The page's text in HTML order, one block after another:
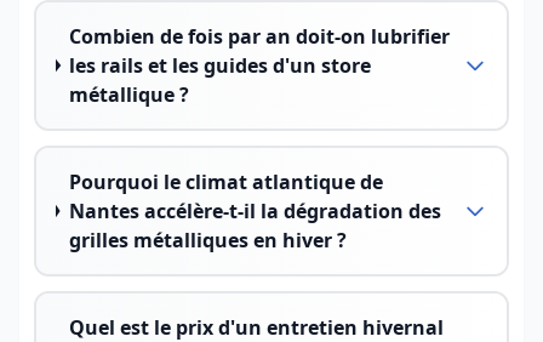
Combien de fois par an doit-on lubrifier
les rails et les guides d'un store
métallique ?
Pourquoi le climat atlantique de
Nantes accélère-t-il la dégradation des
grilles métalliques en hiver ?
Quel est le prix d'un entretien hivernal